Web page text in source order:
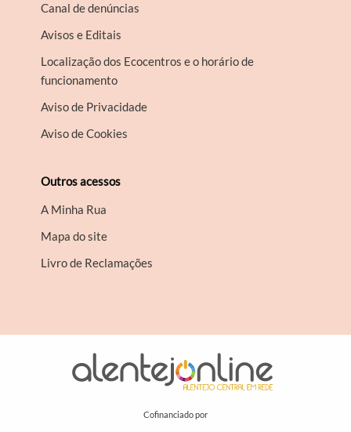
Canal de denúncias
Avisos e Editais
Localização dos Ecocentros e o horário de
funcionamento
Aviso de Privacidade
Aviso de Cookies
Outros acessos
A Minha Rua
Mapa do site
Livro de Reclamações
Cofinanciado por